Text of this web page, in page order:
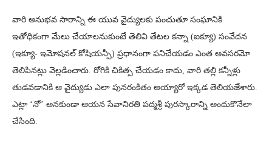
వారి అనుభవ సారాన్ని ఈ యువ వైద్యులకు పంచుతూ సంఘానికి
ఇతోధికంగా మేలు చేయాలనుకుంటే తెలివి తేటల కన్నా (ఐక్యూ) సంవేదన
(ఇక్యూ- ఇమోషనల్ కోషియన్సీ) ప్రధానంగా పనిచేయడం ఎంత అవసరమో
తెలిపినట్లు వెల్లడించారు. రోగికి చికిత్స చేయడం కాదు, వారి తల్లి కన్నీళ్లు
తుడవడానికి ఆ వైద్యుడు ఎలా పునరంకితం అయ్యారో ఇక్కడ తెలియజేశారు.
ఎట్లా ‘నో’ అనకుండా ఆయన సేవానిరతి పద్మశ్రీ పురస్కారాన్ని అందుకొనేలా
చేసింది.